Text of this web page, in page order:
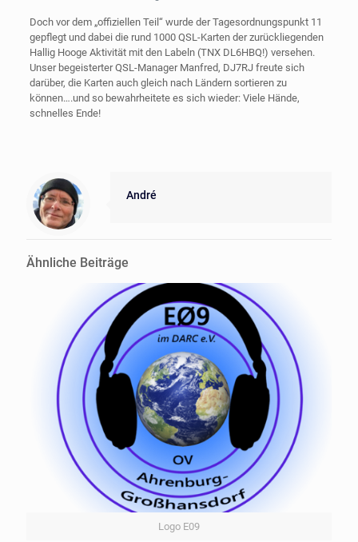
Doch vor dem „offiziellen Teil“ wurde der Tagesordnungspunkt 11
gepflegt und dabei die rund 1000 QSL-Karten der zurückliegenden
Hallig Hooge Aktivität mit den Labeln (TNX DL6HBQ!) versehen.
Unser begeisterter QSL-Manager Manfred, DJ7RJ freute sich
darüber, die Karten auch gleich nach Ländern sortieren zu
können….und so bewahrheitete es sich wieder: Viele Hände,
schnelles Ende!
André
Ähnliche Beiträge
Logo E09